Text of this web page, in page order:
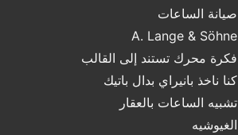
صيانة الساعات
A. Lange & Söhne
فكرة محرك تستند إلى القالب
كنا ناخذ بانيراي بدال باتيك
تشبيه الساعات بالعقار
الغيوشيه